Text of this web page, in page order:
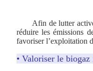
Afin de lutter
réduire les émissions
favoriser l’exploitation
• Valoriser le